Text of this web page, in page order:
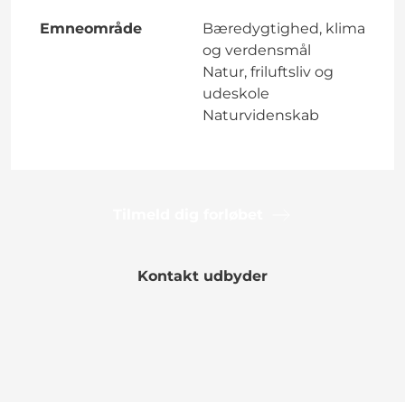
Emneområde
Bæredygtighed, klima
og verdensmål
Natur, friluftsliv og
udeskole
Naturvidenskab
Kontakt udbyder